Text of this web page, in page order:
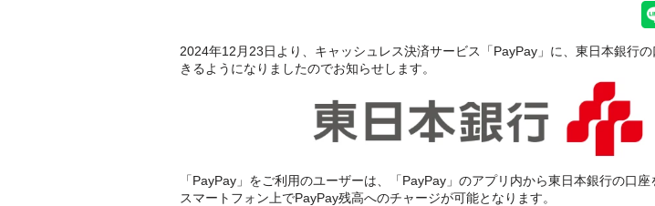
2024年12月23日より、キャッシュレス決済サービス「PayPay」に、東日本銀行
きるようになりましたのでお知らせします。
「PayPay」をご利用のユーザーは、「PayPay」のアプリ内から東日本銀行の口座
スマートフォン上でPayPay残高へのチャージが可能となります。